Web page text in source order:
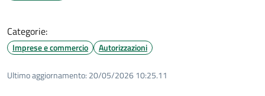
Categorie:
Imprese e commercio Autorizzazioni
Ultimo aggiornamento: 20/05/2026 10:25.11